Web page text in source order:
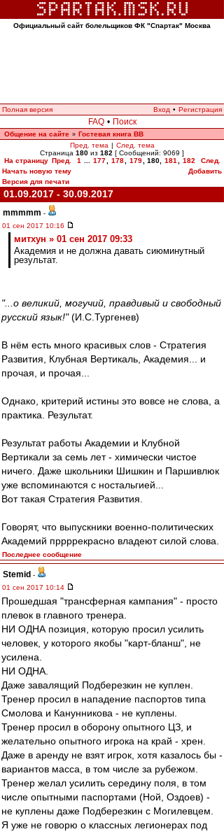
Официальный сайт болельщиков ФК "Спартак" Москва
Полная версия Вход • Регистрация
FAQ • Поиск
Общение на сайте » Гостевая книга ВВ
Пред. тема | След. тема
Страница 180 из 182 [ Сообщений: 9069 ]
На страницу Пред. 1 177 178 179 180, 181 182
След.
Начать новую тему
Добавить
Версия для печати
01.09.2017 - 30.09.2017
mmmmm -
01 сен 2017 10:16
митхун » 01 сен 2017 09:33
Академия и не должна давать сиюминутный
результат.
"...о великий, могучий, правдивый и свободный
русский язык!"(И.С.Тургенев)
В нём есть много красивых слов - Стратегия
Развития, Клубная Вертикаль, Академия... и
прочая, и прочая...
Однако, критерий истины это вовсе не слова, а
практика. Результат.
Результат работы Академии и Клубной
Вертикали за семь лет - химически чистое
ничего. Даже школьники Шишкин и Паршивлюк
уже вспоминаются с ностальгией...
Вот такая Стратегия Развития.
Говорят, что выпускники военно-политических
Академий пррррекрасно владеют силой слова.
Последнее сообщение
Stemid -
01 сен 2017 10:14
Прошедшая "трансферная кампания" - просто
плевок в главного тренера.
НИ ОДНА позиция, которую просил усилить
человек, у которого якобы "карт-бланш", не
усилена.
НИ ОДНА.
Даже завалящий Подберезкин не куплен.
Тренер просил в нападение паспортов типа
Смолова и Канунникова - не куплены.
Тренер просил в оборону опытного ЦЗ, и
желательно опытного игрока на край - хрен.
Даже в аренду не взят игрок, хотя казалось бы -
вариантов масса, в том числе за рубежом.
Тренер желал усилить середину поля, в том
числе опытными паспортами (Ной, Оздоев) -
не куплены даже Подберезкин с Могилевцем.
Я уже не говорю о классных легионерах под